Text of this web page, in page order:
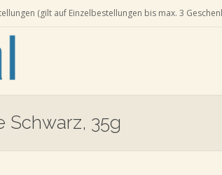
(gilt auf Einzelbestellungen bis max. 3
Schwarz, 35g